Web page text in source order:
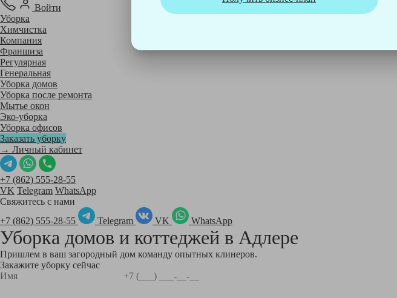
Войти
Уборка
Химчистка
Компания
Франшиза
Регулярная
Генеральная
Уборка домов
Уборка после ремонта
Мытье окон
Эко-уборка
Уборка офисов
Заказать уборку
→ Личный кабинет
+7 (862) 555-28-55
VK Telegram WhatsApp
Свяжитесь с нами
+7 (862) 555-28-55
Telegram VK WhatsApp
Уборка домов и коттеджей в Адлере
Пришлем в ваш загородный дом команду опытных клинеров.
Закажите уборку сейчас